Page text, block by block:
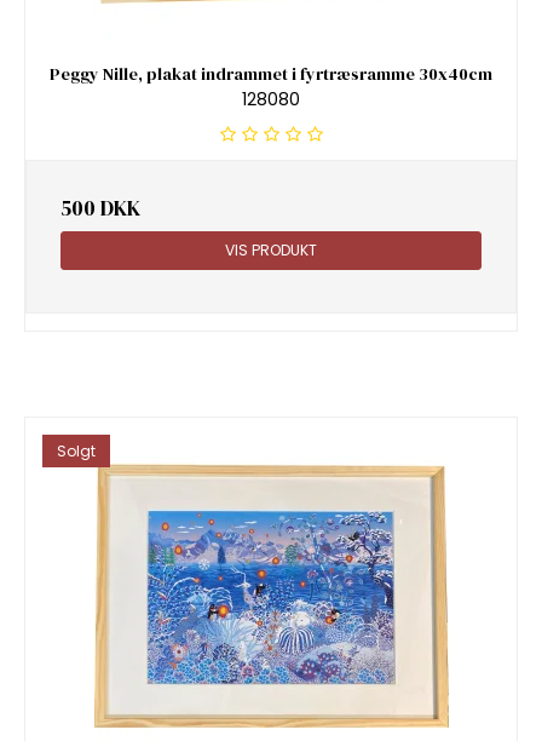
Peggy Nille, plakat indrammet i fyrtræsramme 30x40cm
128080
500 DKK
VIS PRODUKT
Solgt